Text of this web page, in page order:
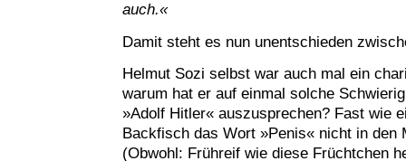
auch.«
Damit steht es nun unentschieden
Helmut Sozi selbst war auch mal ein
warum hat er auf einmal solche
»Adolf Hitler« auszusprechen? Fast wie
Backfisch das Wort »Penis« nicht in den
(Obwohl: Frühreif wie diese Früchtchen